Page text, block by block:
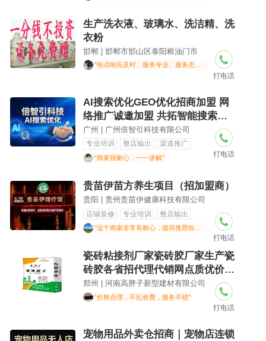
生产洗衣液、玻璃水、洗洁精、洗
衣粉
邯郸 | 邯郸市邯山区泰阳粮油门市
"电话响应及时、服务专业、服务态度好"
打电话
AI搜索优化GEO优化招商加盟 网
络推广诚邀加盟 共拓智能搜索蓝
海
广州 | 广州倍智引科技有限公司
专业培训 整店输出 渠道推广
"商家很耐心，一一讲解" 打电话
贵苗伊苗方养生项目（招加盟商）
贵阳 | 贵州贵苗伊健康科技有限公司
店铺装修 专业培训 整店输出
"这个商家非常有耐心，值得推荐给朋友"
打电话
瓷砖粘接剂厂家瓷砖胶厂家生产瓷
砖胶各省招代理代销网点质优价
廉-建材加盟
郑州 | 河南高胖子新型建材有限公司
"价格合理，不乱收费，服务不错"
打电话
宠物用品外卖仓招商｜宠物店连锁